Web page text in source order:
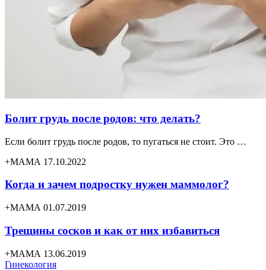
Болит грудь после родов: что делать?
Если болит грудь после родов, то пугаться не стоит. Это …
+МАМА 17.10.2022
Когда и зачем подростку нужен маммолог?
+МАМА 01.07.2019
Трещины сосков и как от них избавиться
+МАМА 13.06.2019
Гинекология